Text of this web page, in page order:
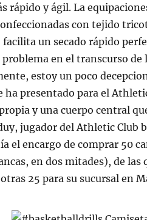
rápido y ágil. La
con tejido
un secado rápido
en el transcurso de
estoy un poco
ha presentado para el
y una cuerpo central
jugador del Athletic Club
el encargo de comprar 50
en dos mitades), de las
25 para su sucursal en